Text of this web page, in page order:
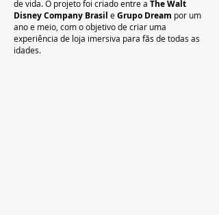
de vida. O projeto foi criado entre a The Walt
Disney Company Brasil e Grupo Dream por um
ano e meio, com o objetivo de criar uma
experiência de loja imersiva para fãs de todas as
idades.